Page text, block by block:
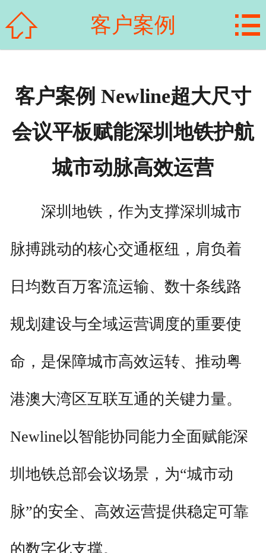

新闻资讯
客户案例
科普知识
联系我们
 客户案例 
客户案例 Newline超大尺寸
会议平板赋能深圳地铁护航
城市动脉高效运营
深圳地铁，作为支撑深圳城市
脉搏跳动的核心交通枢纽，肩负着
日均数百万客流运输、数十条线路
规划建设与全域运营调度的重要使
命，是保障城市高效运转、推动粤
港澳大湾区互联互通的关键力量。
Newline以智能协同能力全面赋能深
圳地铁总部会议场景，为“城市动
脉”的安全、高效运营提供稳定可靠
的数字化支撑。